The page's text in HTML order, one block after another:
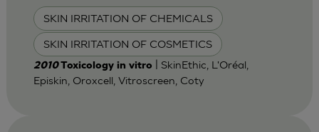
SKIN IRRITATION OF CHEMICALS
SKIN IRRITATION OF COSMETICS
2010Toxicology in vitro
| SkinEthic, L'Oréal,
Episkin, Oroxcell, Vitroscreen, Coty